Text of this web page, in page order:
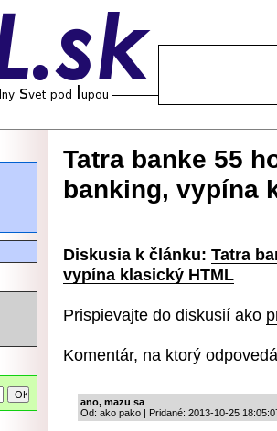
Tatra banke 55
banking, vypína
Diskusia k článku: Tatra
vypína klasický HTML
Prispievajte do diskusií ako
Komentár, na ktorý
ano, mazu sa
Od: ako pako | Pridané: 2013-10-25